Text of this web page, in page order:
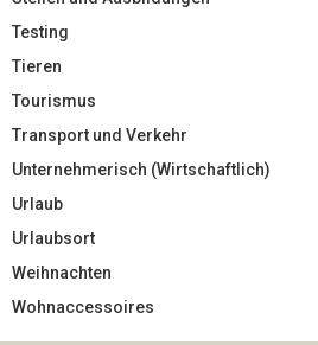
Testing
Tieren
Tourismus
Transport und Verkehr
Unternehmerisch (Wirtschaftlich)
Urlaub
Urlaubsort
Weihnachten
Wohnaccessoires